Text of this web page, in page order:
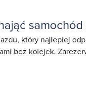
samochód
który najlepiej
bez kolejek.